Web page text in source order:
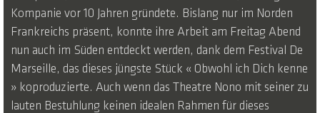
Kompanie vor 10 Jahren gründete. Bislang nur im Norden
Frankreichs präsent, konnte ihre Arbeit am Freitag Abend
nun auch im Süden entdeckt werden, dank dem Festival De
Marseille, das dieses jüngste Stück « Obwohl ich Dich kenne
» koproduzierte. Auch wenn das Theatre Nono mit seiner zu
lauten Bestuhlung keinen idealen Rahmen für dieses